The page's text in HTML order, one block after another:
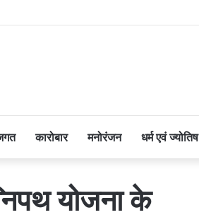
कारोबार मनोरंजन धर्म एवं ज्योतिष
योजना के